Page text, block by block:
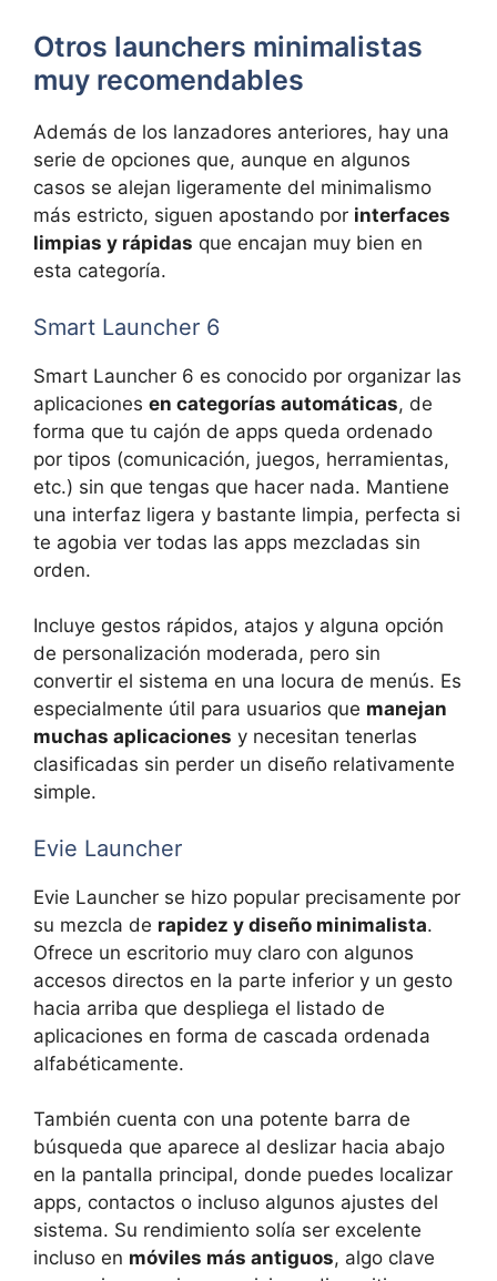
Otros launchers minimalistas
muy recomendables
Además de los lanzadores anteriores, hay una
serie de opciones que, aunque en algunos
casos se alejan ligeramente del minimalismo
más estricto, siguen apostando por interfaces
limpias y rápidas que encajan muy bien en
esta categoría.
Smart Launcher 6
Smart Launcher 6 es conocido por organizar las
aplicaciones en categorías automáticas, de
forma que tu cajón de apps queda ordenado
por tipos (comunicación, juegos, herramientas,
etc.) sin que tengas que hacer nada. Mantiene
una interfaz ligera y bastante limpia, perfecta si
te agobia ver todas las apps mezcladas sin
orden.
Incluye gestos rápidos, atajos y alguna opción
de personalización moderada, pero sin
convertir el sistema en una locura de menús. Es
especialmente útil para usuarios que manejan
muchas aplicaciones y necesitan tenerlas
clasificadas sin perder un diseño relativamente
simple.
Evie Launcher
Evie Launcher se hizo popular precisamente por
su mezcla de rapidez y diseño minimalista.
Ofrece un escritorio muy claro con algunos
accesos directos en la parte inferior y un gesto
hacia arriba que despliega el listado de
aplicaciones en forma de cascada ordenada
alfabéticamente.
También cuenta con una potente barra de
búsqueda que aparece al deslizar hacia abajo
en la pantalla principal, donde puedes localizar
apps, contactos o incluso algunos ajustes del
sistema. Su rendimiento solía ser excelente
incluso en móviles más antiguos, algo clave